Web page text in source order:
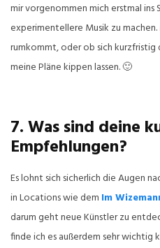
mir vorgenommen mich erstmal
experimentellere Musik zu
rumkommt, oder ob sich kurzfristig
meine Pläne kippen lassen. 🙂
7. Was sind deine
Empfehlungen?
Es lohnt sich sicherlich die Augen
in Locations wie dem Im
darum geht neue Künstler zu
finde ich es außerdem sehr wichtig